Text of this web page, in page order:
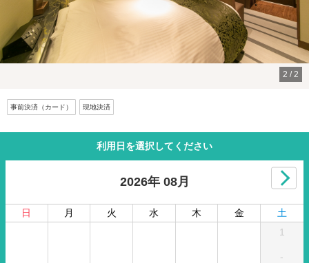
2 /2
事前決済（カード） 現地決済
利用日を選択してください
2026年 08月
日 月 火 水 木 金
土
1
-